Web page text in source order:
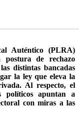
Auténtico (PLRA)
de rechazo
distintas bancadas
la ley que eleva la
Al respecto, el
políticos apuntan a
con miras a las